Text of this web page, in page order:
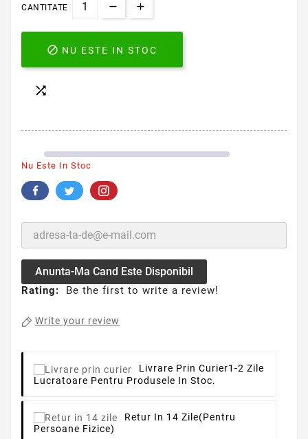
CANTITATE
 NU ESTE IN STOC

Nu Este In Stoc
Anunta-Ma Cand Este Disponibil
Rating: Be the first to write a review!
Write your review
Livrare Prin Curier1-2 Zile
Lucratoare Pentru Produsele In Stoc.
Retur In 14 Zile(pentru
Persoane Fizice)